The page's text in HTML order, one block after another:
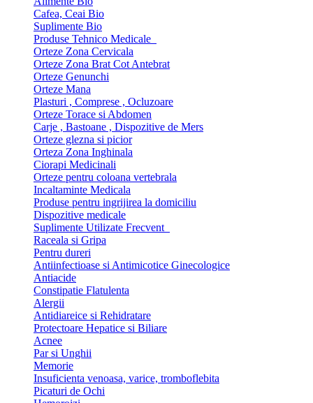
Cafea, Ceai Bio
Suplimente Bio
Produse Tehnico Medicale
Orteze Zona Cervicala
Orteze Zona Brat Cot Antebrat
Orteze Genunchi
Orteze Mana
Plasturi , Comprese , Ocluzoare
Orteze Torace si Abdomen
Carje , Bastoane , Dispozitive de Mers
Orteze glezna si picior
Orteza Zona Inghinala
Ciorapi Medicinali
Orteze pentru coloana vertebrala
Incaltaminte Medicala
Produse pentru ingrijirea la domiciliu
Dispozitive medicale
Suplimente Utilizate Frecvent
Raceala si Gripa
Pentru dureri
Antiinfectioase si Antimicotice Ginecologice
Antiacide
Constipatie Flatulenta
Alergii
Antidiareice si Rehidratare
Protectoare Hepatice si Biliare
Acnee
Par si Unghii
Memorie
Insuficienta venoasa, varice, tromboflebita
Picaturi de Ochi